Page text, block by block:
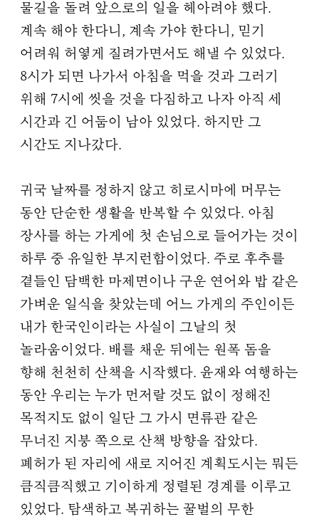
물길을 돌려 앞으로의 일을 헤아려야 했다.
계속 해야 한다니, 계속 가야 한다니, 믿기
어려워 허옇게 질려가면서도 해낼 수 있었다.
8시가 되면 나가서 아침을 먹을 것과 그러기
위해 7시에 씻을 것을 다짐하고 나자 아직 세
시간과 긴 어둠이 남아 있었다. 하지만 그
시간도 지나갔다.
귀국 날짜를 정하지 않고 히로시마에 머무는
동안 단순한 생활을 반복할 수 있었다. 아침
장사를 하는 가게에 첫 손님으로 들어가는 것이
하루 중 유일한 부지런함이었다. 주로 후추를
곁들인 담백한 마제면이나 구운 연어와 밥 같은
가벼운 일식을 찾았는데 어느 가게의 주인이든
내가 한국인이라는 사실이 그날의 첫
놀라움이었다. 배를 채운 뒤에는 원폭 돔을
향해 천천히 산책을 시작했다. 윤재와 여행하는
동안 우리는 누가 먼저랄 것도 없이 정해진
목적지도 없이 일단 그 가시 면류관 같은
무너진 지붕 쪽으로 산책 방향을 잡았다.
폐허가 된 자리에 새로 지어진 계획도시는 뭐든
큼직큼직했고 기이하게 정렬된 경계를 이루고
있었다. 탐색하고 복귀하는 꿀벌의 무한